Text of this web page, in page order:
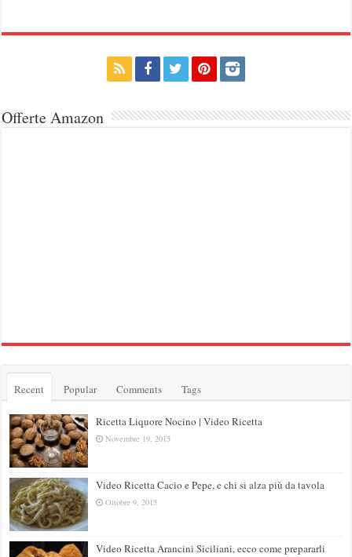
Offerte Amazon
Recent Popular Comments Tags
Ricetta Liquore Nocino | Video Ricetta
Novembre 19, 2015
Video Ricetta Cacio e Pepe, e chi si alza più da tavola
Ottobre 9, 2015
Video Ricetta Arancini Siciliani, ecco come prepararli